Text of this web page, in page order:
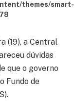
themes/smart-
78
(19), a Central
dúvidas
que o governo
Fundo de